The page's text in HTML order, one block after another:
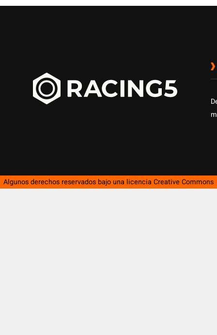
Algunos derechos reservados bajo una licencia Creative Commons